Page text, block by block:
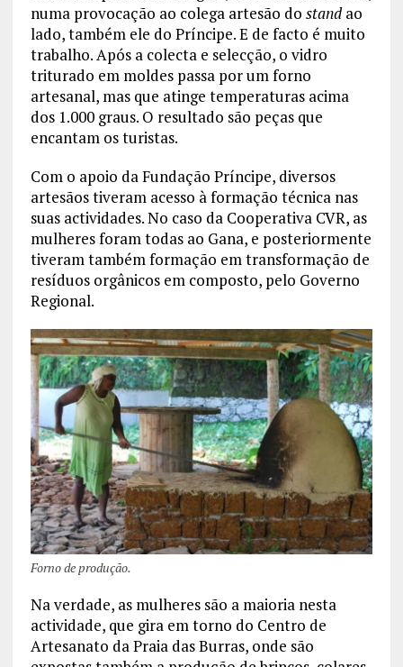
numa provocação ao colega artesão do standao
lado, também ele do Príncipe. E de facto é muito
trabalho. Após a colecta e selecção, o vidro
triturado em moldes passa por um forno
artesanal, mas que atinge temperaturas acima
dos 1.000 graus. O resultado são peças que
encantam os turistas.
Com o apoio da Fundação Príncipe, diversos
artesãos tiveram acesso à formação técnica nas
suas actividades. No caso da Cooperativa CVR, as
mulheres foram todas ao Gana, e posteriormente
tiveram também formação em transformação de
resíduos orgânicos em composto, pelo Governo
Regional.
Forno de produção.
Na verdade, as mulheres são a maioria nesta
actividade, que gira em torno do Centro de
Artesanato da Praia das Burras, onde são